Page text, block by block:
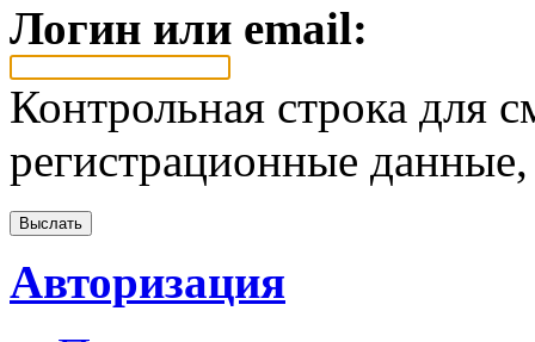
Логин или email:
Контрольная строка для
регистрационные
Авторизация